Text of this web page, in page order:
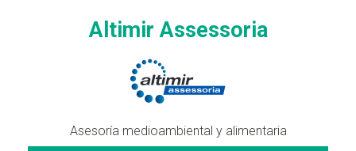
Altimir Assessoria
Asesoría medioambiental y alimentaria